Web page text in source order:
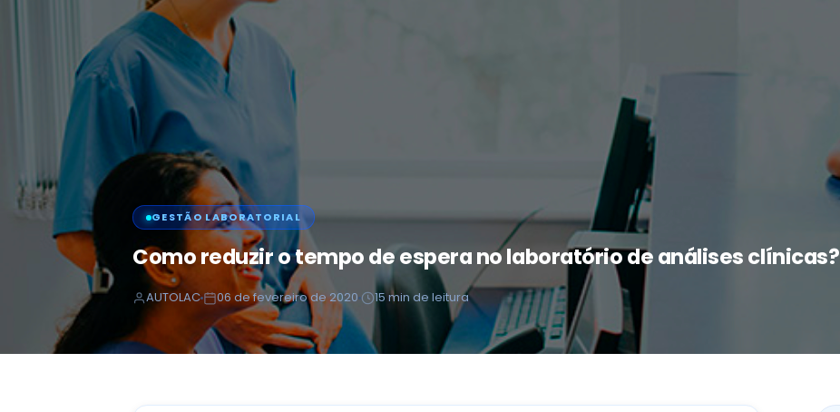
GESTÃO LABORATORIAL
Como reduzir o tempo de espera no laboratório de análises clínicas?
AUTOLAC 06 de fevereiro de 2020 15 min de leitura